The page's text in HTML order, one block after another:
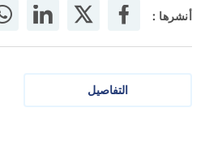
أنشرها :
التفاصيل